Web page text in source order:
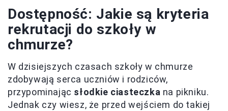
Dostępność: Jakie są kryteria
rekrutacji do szkoły w
chmurze?
W dzisiejszych czasach szkoły w chmurze
zdobywają serca uczniów i rodziców,
przypominając słodkie ciasteczka na pikniku.
Jednak czy wiesz, że przed wejściem do takiej